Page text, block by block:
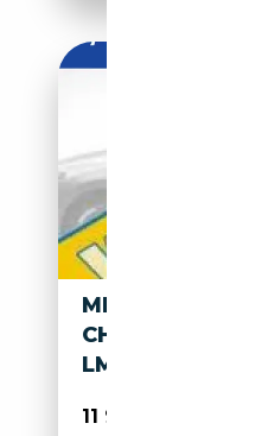
MINI COOPER S
CHILI | AIRCO |
LMV
11 900€